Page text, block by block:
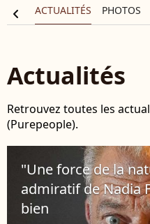
ACTUALITÉS PHOTOS
chevron_left
Actualités
Retrouvez toutes les
(Purepeople).
"Une force de la
admiratif de Nadia
bien